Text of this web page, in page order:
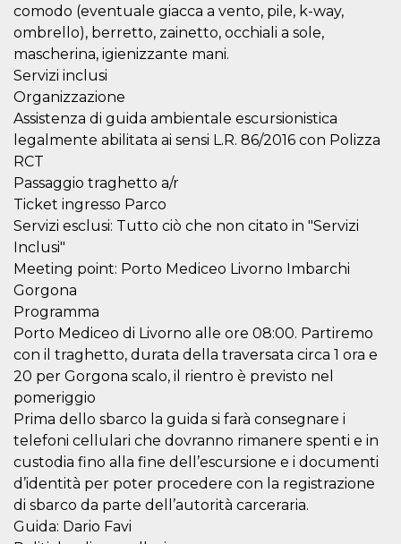
comodo (eventuale giacca a vento, pile, k-way,
ombrello), berretto, zainetto, occhiali a sole,
mascherina, igienizzante mani.
Servizi inclusi
Organizzazione
Assistenza di guida ambientale escursionistica
legalmente abilitata ai sensi L.R. 86/2016 con Polizza
RCT
Passaggio traghetto a/r
Ticket ingresso Parco
Servizi esclusi: Tutto ciò che non citato in "Servizi
Inclusi"
Meeting point: Porto Mediceo Livorno Imbarchi
Gorgona
Programma
Porto Mediceo di Livorno alle ore 08:00. Partiremo
con il traghetto, durata della traversata circa 1 ora e
20 per Gorgona scalo, il rientro è previsto nel
pomeriggio
Prima dello sbarco la guida si farà consegnare i
telefoni cellulari che dovranno rimanere spenti e in
custodia fino alla fine dell’escursione e i documenti
d’identità per poter procedere con la registrazione
di sbarco da parte dell’autorità carceraria.
Guida: Dario Favi
giorni.
posizionati
molti siti
dpr
.facebook.com
1
permette di
piace”,
le
della lingua
fr
Meta
Platform Inc.
.facebook.com
3 mesi
ID univoco
browser e
dell'utente,
utilizzata
oo